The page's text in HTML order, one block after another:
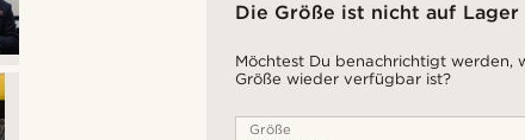
Die Größe ist nicht auf Lager
Möchtest Du benachrichtigt werden,
Größe wieder verfügbar ist?
Größe